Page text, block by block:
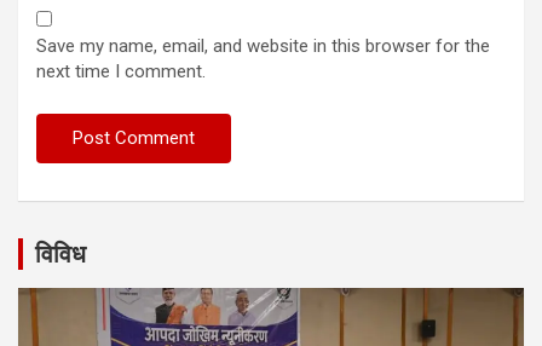
Save my name, email, and website in this browser for the
next time I comment.
विविध